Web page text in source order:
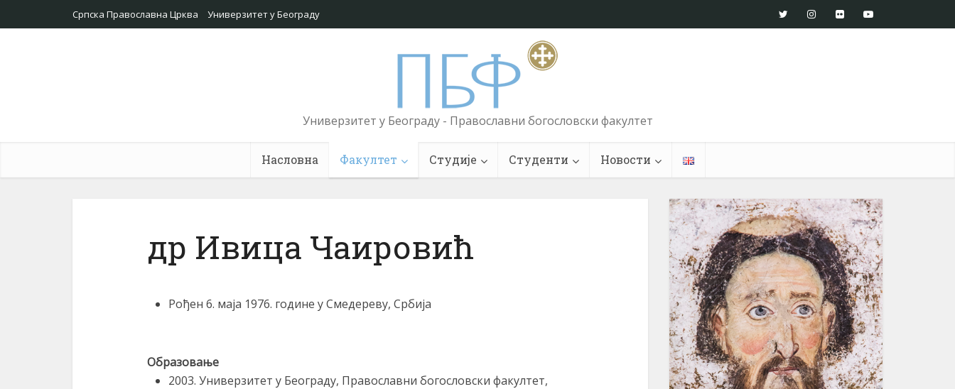
Српска Православна Црква Универзитет у Београду
Универзитет у Београду - Православни богословски факултет
Насловна Факултет Студије Студенти Новости
др Ивица Чаировић
Рођен 6. маја 1976. године у Смедереву, Србија
Образовање
2003. Универзитет у Београду, Православни богословски факултет,